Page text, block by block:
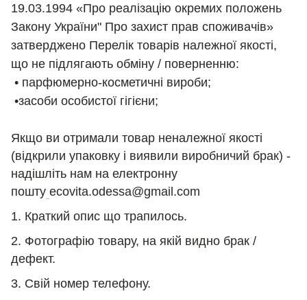
19.03.1994 «Про реалізацію окремих положень
Закону України" Про захист прав споживачів»
затверджено Перелік товарів належної якості,
що не підлягають обміну / поверненню:
• парфюмерно-косметичні вироби;
•засоби особистої гігієни;
Якщо ви отримали товар неналежної якості
(відкрили упаковку і виявили виробничий брак) -
надішліть нам на електронну
пошту ecovita.odessa@gmail.com
1. Краткий опис що трапилось.
2. Фотографію товару, на якій видно брак /
дефект.
3. Свій номер телефону.